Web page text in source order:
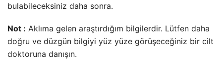
bulabileceksiniz daha sonra.
Not : Aklıma gelen araştırdığım bilgilerdir. Lütfen daha
doğru ve düzgün bilgiyi yüz yüze görüşeceğiniz bir cilt
doktoruna danışın.